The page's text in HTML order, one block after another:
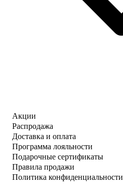
Акции
Распродажа
Доставка и оплата
Программа лояльности
Подарочные сертификаты
Правила продажи
Политика конфиденциальности